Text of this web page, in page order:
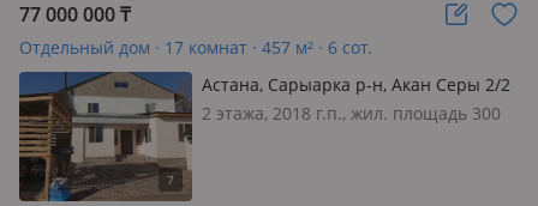
77 000 000₸
Отдельный дом · 17 комнат · 457 м² · 6 сот.
Астана, Сарыарка р-н, Акан Серы 2/2
— Дулатова
2 этажа, 2018 г.п., жил. площадь 300